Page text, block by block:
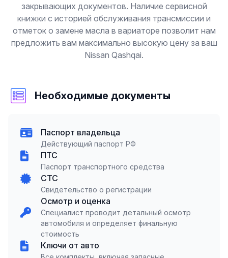
закрывающих документов. Наличие сервисной
книжки с историей обслуживания трансмиссии и
отметок о замене масла в вариаторе позволит нам
предложить вам максимально высокую цену за ваш
Nissan Qashqai.
Необходимые документы
Паспорт владельца
Действующий паспорт РФ
ПТС
Паспорт транспортного средства
СТС
Свидетельство о регистрации
Осмотр и оценка
Специалист проводит детальный осмотр
автомобиля и определяет финальную
стоимость
Ключи от авто